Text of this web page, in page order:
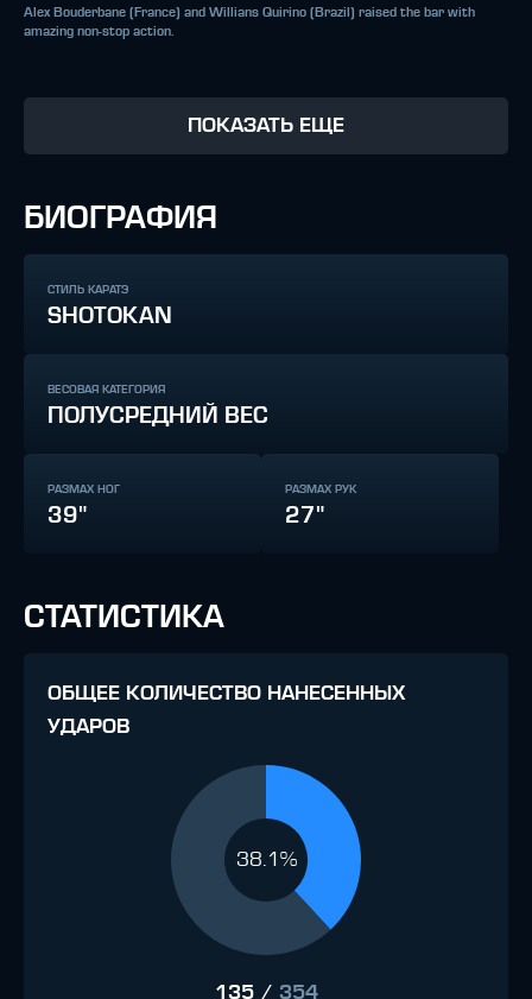
Alex Bouderbane (France) and Willians Quirino (Brazil) raised the bar with
amazing non-stop action.
ПОКАЗАТЬ ЕЩЕ
БИОГРАФИЯ
СТИЛЬ КАРАТЭ
SHOTOKAN
ВЕСОВАЯ КАТЕГОРИЯ
ПОЛУСРЕДНИЙ ВЕС
РАЗМАХ НОГ
39"
РАЗМАХ РУК
27"
СТАТИСТИКА
ОБЩЕЕ КОЛИЧЕСТВО НАНЕСЕННЫХ
УДАРОВ
38.1%
135/ 354